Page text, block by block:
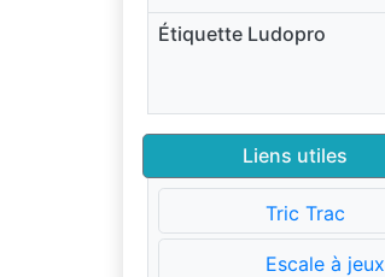
Étiquette Ludopro
Liens utiles
Tric Trac
Escale à jeux